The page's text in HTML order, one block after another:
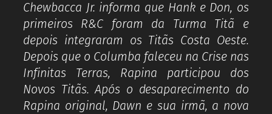
Chewbacca Jr. informa que Hank e Don, os
primeiros R&C foram da Turma Titã e
depois integraram os Titãs Costa Oeste.
Depois que o Columba faleceu na Crise nas
Infinitas Terras, Rapina participou dos
Novos Titãs. Após o desaparecimento do
Rapina original, Dawn e sua irmã, a nova